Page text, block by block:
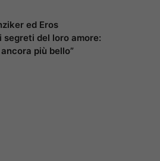
ed Eros
segreti del loro amore:
più bello”